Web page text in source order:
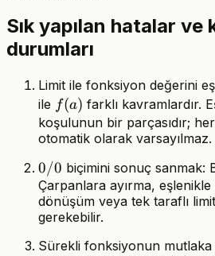
Sık yapılan hatalar ve
durumları
Limit ile fonksiyon değerini
ile f(a)
f(a) farklı kavramlardır.
koşulunun bir parçasıdır;
otomatik olarak varsayılmaz.
0/0
0/0 biçimini sonuç sanmak:
Çarpanlara ayırma,
dönüşüm veya tek taraflı
gerekebilir.
Sürekli fonksiyonun